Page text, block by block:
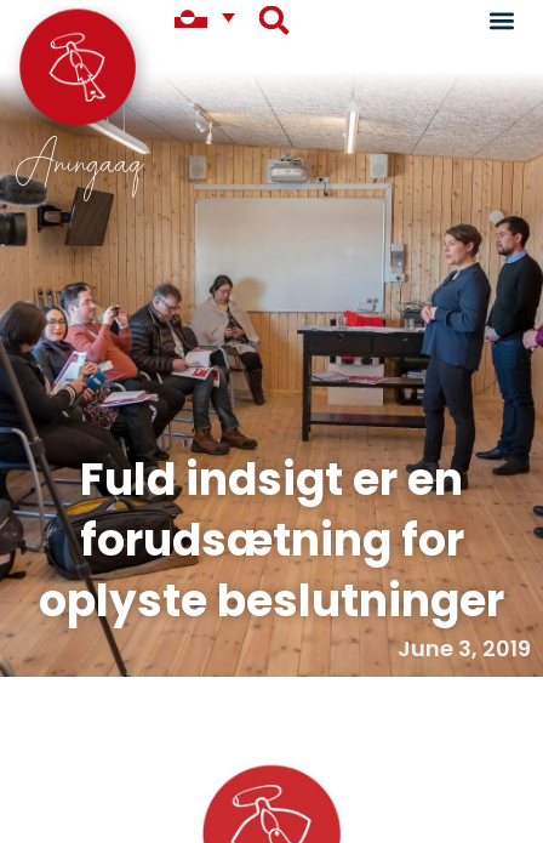
Aningaaq
Fuld indsigt er en
forudsætning for
oplyste beslutninger
June 3, 2019